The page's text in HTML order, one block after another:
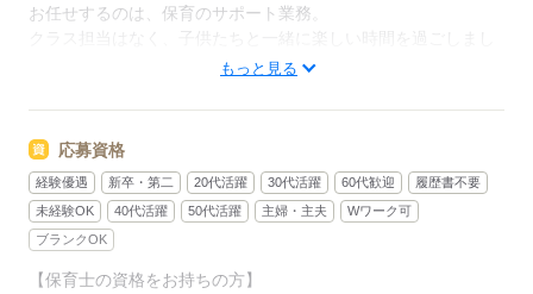
お任せするのは、保育のサポート業務。
クラス担当はなく、子供たちと一緒に楽しい時間を過ごしまし
【業務内容】
・子どもたちとの遊びやコミュニケーション
・お迎え時のサポート
・お昼寝のお手伝い
・給食のサポートと片付け
もっと見る
応募資格
経験優遇 新卒・第二 20代活躍 30代活躍 60代歓迎
履歴書不要
未経験OK
40代活躍 50代活躍 主婦・主夫
Wワーク可
ブランクOK
【保育士の資格をお持ちの方】